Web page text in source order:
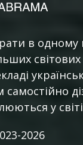
в одному
у
2026